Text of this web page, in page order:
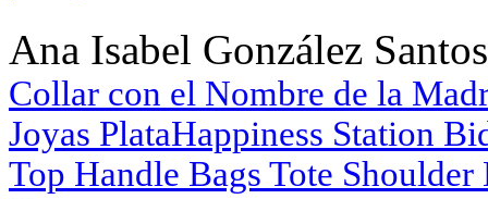
Ana Isabel González Santos
Collar con el Nombre de la
Joyas PlataHappiness Station
Top Handle Bags Tote